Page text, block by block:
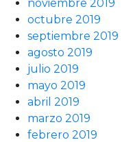
noviembre 2019
octubre 2019
septiembre 2019
agosto 2019
julio 2019
mayo 2019
abril 2019
marzo 2019
febrero 2019